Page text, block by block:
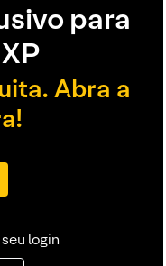
para
Abra a
login